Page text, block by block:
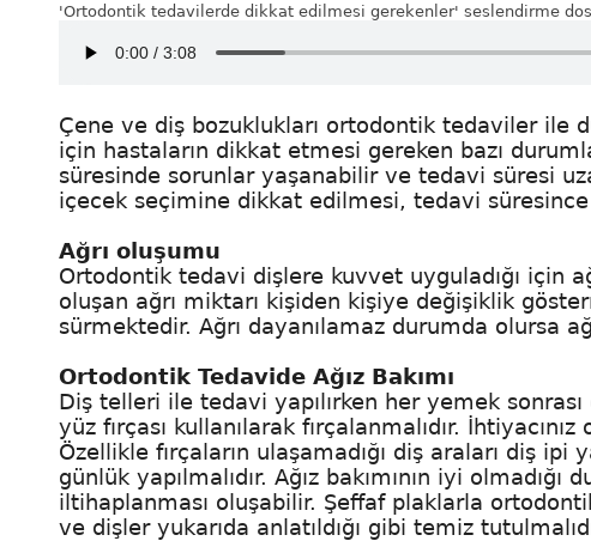
'Ortodontik tedavilerde dikkat edilmesi gerekenler' seslendirme
Çene ve diş bozuklukları ortodontik tedaviler ile
için hastaların dikkat etmesi gereken bazı
süresinde sorunlar yaşanabilir ve tedavi süresi
içecek seçimine dikkat edilmesi, tedavi
Ağrı oluşumu
Ortodontik tedavi dişlere kuvvet uyguladığı için
oluşan ağrı miktarı kişiden kişiye değişiklik
sürmektedir. Ağrı dayanılamaz durumda olursa
Ortodontik Tedavide Ağız Bakımı
Diş telleri ile tedavi yapılırken her yemek
yüz fırçası kullanılarak fırçalanmalıdır.
Özellikle fırçaların ulaşamadığı diş araları diş
günlük yapılmalıdır. Ağız bakımının iyi
iltihaplanması oluşabilir. Şeffaf plaklarla
ve dişler yukarıda anlatıldığı gibi temiz